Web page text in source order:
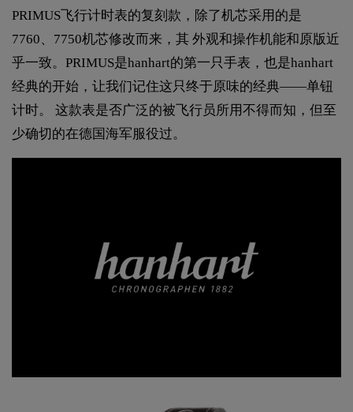
PRIMUS飞行计时表的复刻款，除了机芯采用的是
7760、7750机芯修改而来，其 外观和操作机能和原版近
乎一致。PRIMUS是hanhart的第一只手表，也是hanhart
经典的开始，让我们记住这只终于原味的经典——单钮
计时。 这款表是否广泛的被飞行员所用不得而知，但至
少确切的在德国海军服役过。